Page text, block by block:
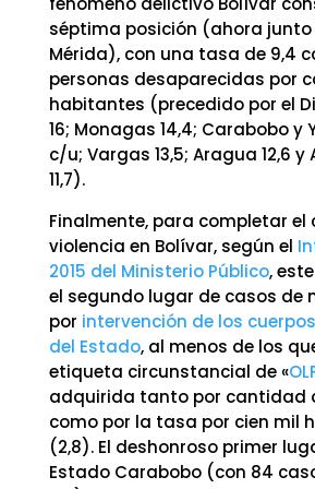
séptima posición (ahora
Mérida), con una tasa de 9,4
personas desaparecidas por
habitantes (precedido por el
16; Monagas 14,4; Carabobo y
c/u; Vargas 13,5; Aragua 12,6
11,7).
Finalmente, para completar el
violencia en Bolívar, según el
2015 del Ministerio Público,
el segundo lugar de casos de
por intervención de los
del Estado, al menos de los
etiqueta circunstancial de «
adquirida tanto por cantidad
como por la tasa por cien mil
(2,8). El deshonroso primer
Estado Carabobo (con 84